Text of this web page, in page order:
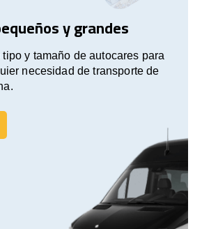
y grandes
y tamaño de autocares para
necesidad de transporte de